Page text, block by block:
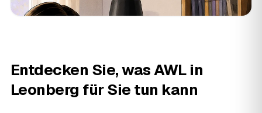
Entdecken Sie, was AWL in
Leonberg für Sie tun kann